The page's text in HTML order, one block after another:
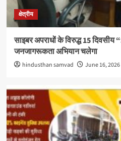
क्षेत्रीय
साइबर अपराधों के विरुद्ध 15
जनजागरूकता अभियान चलेगा
hindusthan samvad June 16, 2026